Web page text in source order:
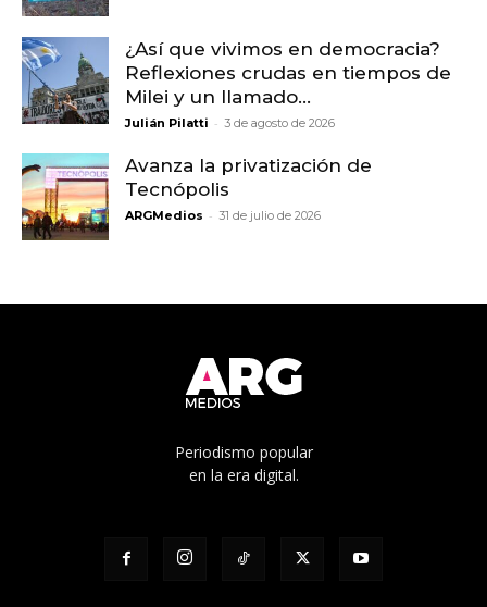
¿Así que vivimos en democracia?
Reflexiones crudas en tiempos de
Milei y un llamado...
Julián Pilatti - 3 de agosto de 2026
Avanza la privatización de
Tecnópolis
ARGMedios - 31 de julio de 2026
Periodismo popular
en la era digital.